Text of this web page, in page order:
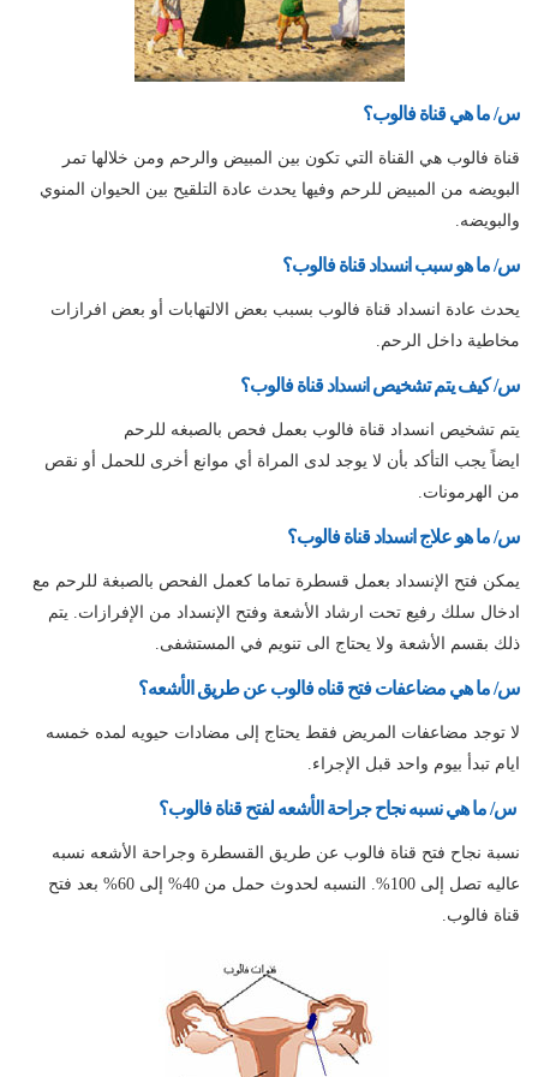
س/ ما هي قناة فالوب؟
قناة فالوب هي القناة التي تكون بين المبيض والرحم ومن خلالها تمر
البويضه من المبيض للرحم وفيها يحدث عادة التلقيح بين الحيوان المنوي
والبويضه.
س/ ما هو سبب انسداد قناة فالوب؟
يحدث عادة انسداد قناة فالوب بسبب بعض الالتهابات أو بعض افرازات
مخاطية داخل الرحم.
س/ كيف يتم تشخيص انسداد قناة فالوب؟
يتم تشخيص انسداد قناة فالوب بعمل فحص بالصبغه للرحم
ايضاً يجب التأكد بأن لا يوجد لدى المراة أي موانع أخرى للحمل أو نقص
من الهرمونات.
س/ ما هو علاج انسداد قناة فالوب؟
يمكن فتح الإنسداد بعمل قسطرة تماما كعمل الفحص بالصبغة للرحم مع
ادخال سلك رفيع تحت ارشاد الأشعة وفتح الإنسداد من الإفرازات. يتم
ذلك بقسم الأشعة ولا يحتاج الى تنويم في المستشفى.
س/ ما هي مضاعفات فتح قناه فالوب عن طريق الأشعه؟
لا توجد مضاعفات المريض فقط يحتاج إلى مضادات حيويه لمده خمسه
ايام تبدأ بيوم واحد قبل الإجراء.
س/ ما هي نسبه نجاح جراحة الأشعه لفتح قناة فالوب؟
نسبة نجاح فتح قناة فالوب عن طريق القسطرة وجراحة الأشعه نسبه
عاليه تصل إلى 100%. النسبه لحدوث حمل من 40% إلى 60% بعد فتح
قناة فالوب.